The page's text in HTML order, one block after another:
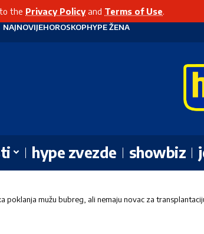
the Privacy Policyand Terms of Use.
NAJNOVIJEHOROSKOPHYPE ŽENA
hype zvezde showbiz
poklanja mužu bubreg, ali nemaju novac za